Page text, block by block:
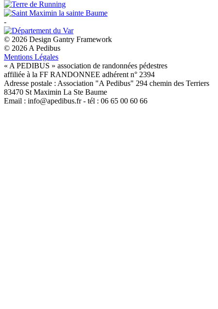
-
© 2026 Design Gantry Framework
© 2026 A Pedibus
Mentions Légales
« A PEDIBUS » association de randonnées pédestres
affiliée à la FF RANDONNEE adhérent n° 2394
Adresse postale : Association "A Pedibus" 294 chemin des Terriers
83470 St Maximin La Ste Baume
Email : info@apedibus.fr - tél : 06 65 00 60 66